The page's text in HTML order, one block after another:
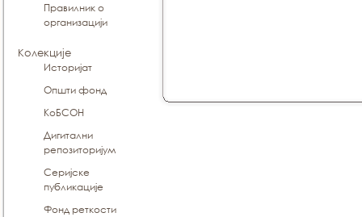
Правилник о
организацији
Колекције
Историјат
Општи фонд
КоБСОН
Дигитални
репозиторијум
Серијске
публикације
Фонд реткости